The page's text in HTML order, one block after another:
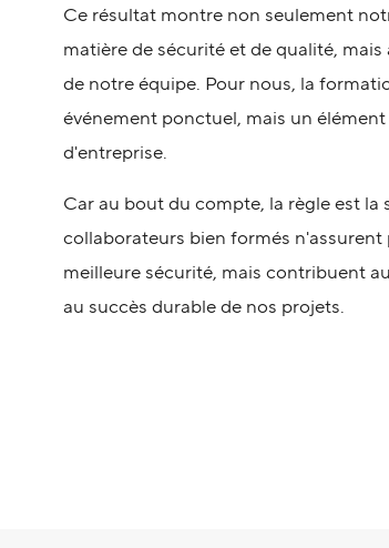
Ce résultat montre non seulement
matière de sécurité et de qualité,
de notre équipe. Pour nous, la
événement ponctuel, mais un
d'entreprise.
Car au bout du compte, la règle est la
collaborateurs bien formés n'assurent
meilleure sécurité, mais contribuent
au succès durable de nos projets.